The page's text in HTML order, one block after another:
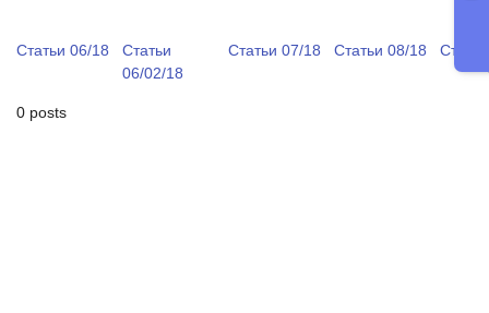
Статьи 06/18
Статьи
06/02/18
Статьи 07/18 Статьи 08/18
0 posts